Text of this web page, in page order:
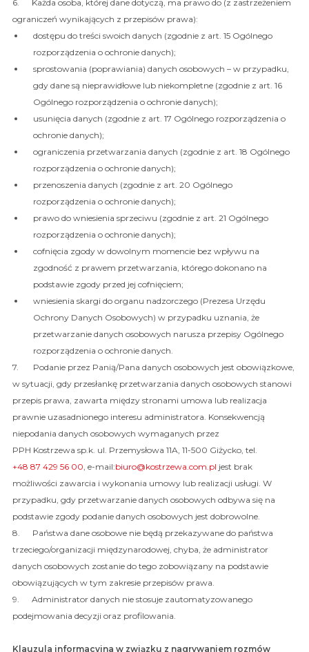
6. Każda osoba, której dane dotyczą, ma prawo do (z zastrzeżeniem
ograniczeń wynikających z przepisów prawa):
dostępu do treści swoich danych (zgodnie z art. 15 Ogólnego
rozporządzenia o ochronie danych);
sprostowania (poprawiania) danych osobowych – w przypadku,
gdy dane są nieprawidłowe lub niekompletne (zgodnie z art. 16
Ogólnego rozporządzenia o ochronie danych);
usunięcia danych (zgodnie z art. 17 Ogólnego rozporządzenia o
ochronie danych);
ograniczenia przetwarzania danych (zgodnie z art. 18 Ogólnego
rozporządzenia o ochronie danych);
przenoszenia danych (zgodnie z art. 20 Ogólnego
rozporządzenia o ochronie danych);
prawo do wniesienia sprzeciwu (zgodnie z art. 21 Ogólnego
rozporządzenia o ochronie danych);
cofnięcia zgody w dowolnym momencie bez wpływu na
zgodność z prawem przetwarzania, którego dokonano na
podstawie zgody przed jej cofnięciem;
wniesienia skargi do organu nadzorczego (Prezesa Urzędu
Ochrony Danych Osobowych) w przypadku uznania, że
przetwarzanie danych osobowych narusza przepisy Ogólnego
rozporządzenia o ochronie danych.
7. Podanie przez Panią/Pana danych osobowych jest obowiązkowe,
w sytuacji, gdy przesłankę przetwarzania danych osobowych stanowi
przepis prawa, zawarta między stronami umowa lub realizacja
prawnie uzasadnionego interesu administratora. Konsekwencją
niepodania danych osobowych wymaganych przez
PPH Kostrzewa sp.k. ul. Przemysłowa 11A, 11-500 Giżycko, tel.
+48 87 429 56 00 , e-mail:biuro@kostrzewa.com.pl jest brak
możliwości zawarcia i wykonania umowy lub realizacji usługi. W
przypadku, gdy przetwarzanie danych osobowych odbywa się na
podstawie zgody podanie danych osobowych jest dobrowolne.
8. Państwa dane osobowe nie będą przekazywane do państwa
trzeciego/organizacji międzynarodowej, chyba, że administrator
danych osobowych zostanie do tego zobowiązany na podstawie
obowiązujących w tym zakresie przepisów prawa.
9. Administrator danych nie stosuje zautomatyzowanego
podejmowania decyzji oraz profilowania.
Klauzula informacyjna w związku z nagrywaniem rozmów